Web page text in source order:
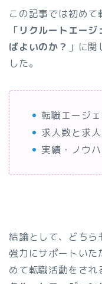
この記事では初め
「 リクルートエー
ばよいのか？ 」に
した。
転職エージ
求人数と求
実績・ノウ
結論として、どちら
強力にサポートいた
めて転職活動をさ